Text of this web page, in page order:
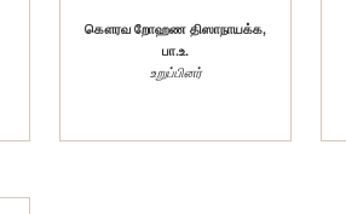
கௌரவ றோஹண திஸாநாயக்க,
பா.உ.
உறுப்பினர்